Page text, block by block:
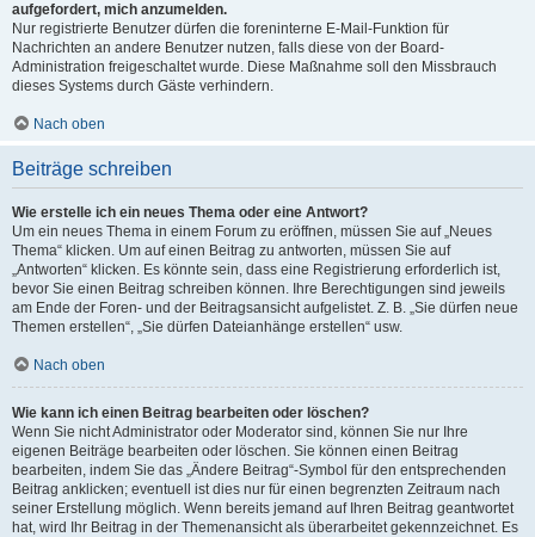
aufgefordert, mich anzumelden.
Nur registrierte Benutzer dürfen die foreninterne E-Mail-Funktion für
Nachrichten an andere Benutzer nutzen, falls diese von der Board-
Administration freigeschaltet wurde. Diese Maßnahme soll den Missbrauch
dieses Systems durch Gäste verhindern.
Nach oben
Beiträge schreiben
Wie erstelle ich ein neues Thema oder eine Antwort?
Um ein neues Thema in einem Forum zu eröffnen, müssen Sie auf „Neues
Thema“ klicken. Um auf einen Beitrag zu antworten, müssen Sie auf
„Antworten“ klicken. Es könnte sein, dass eine Registrierung erforderlich ist,
bevor Sie einen Beitrag schreiben können. Ihre Berechtigungen sind jeweils
am Ende der Foren- und der Beitragsansicht aufgelistet. Z. B. „Sie dürfen neue
Themen erstellen“, „Sie dürfen Dateianhänge erstellen“ usw.
Nach oben
Wie kann ich einen Beitrag bearbeiten oder löschen?
Wenn Sie nicht Administrator oder Moderator sind, können Sie nur Ihre
eigenen Beiträge bearbeiten oder löschen. Sie können einen Beitrag
bearbeiten, indem Sie das „Ändere Beitrag“-Symbol für den entsprechenden
Beitrag anklicken; eventuell ist dies nur für einen begrenzten Zeitraum nach
seiner Erstellung möglich. Wenn bereits jemand auf Ihren Beitrag geantwortet
hat, wird Ihr Beitrag in der Themenansicht als überarbeitet gekennzeichnet. Es